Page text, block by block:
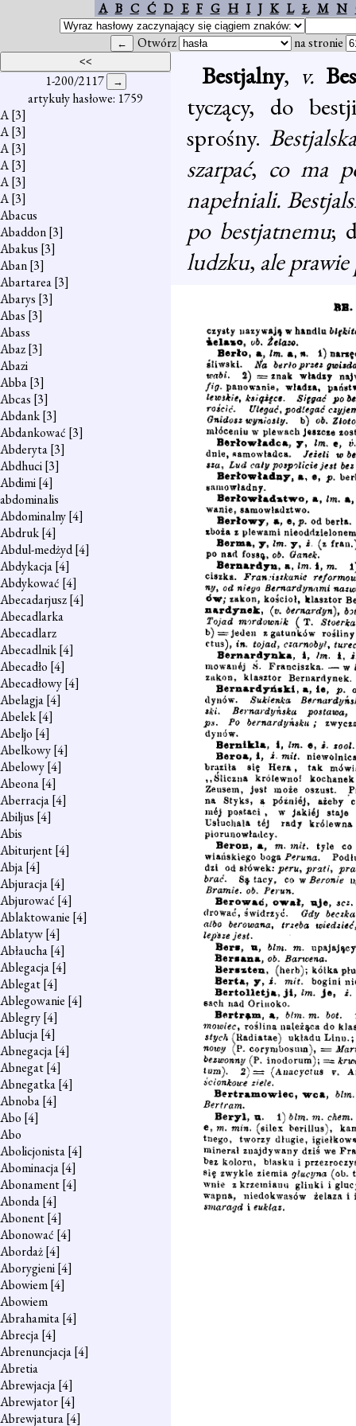
A B C Ć D E F G H I J K L Ł M N
Otwórz na stronie
1-200/2117
artykuły hasłowe: 1759
A[3]
A[3]
A[3]
A[3]
A[3]
A[3]
Abacus
Abaddon[3]
Abakus [3]
Aban[3]
Abartarea[3]
Abarys [3]
Abas [3]
Abass
Abaz[3]
Abazi
Abba[3]
Abcas [3]
Abdank[3]
Abdankować [3]
Abderyta[3]
Abdhuci[3]
Abdimi[4]
abdominalis
Abdominalny[4]
Abdruk[4]
Abdul-medżyd[4]
Abdykacja[4]
Abdykować [4]
Abecadarjusz[4]
Abecadlarka
Abecadlarz
Abecadlnik[4]
Abecadło [4]
Abecadłowy[4]
Abelagja[4]
Abelek[4]
Abeljo [4]
Abelkowy[4]
Abelowy[4]
Abeona[4]
Aberracja[4]
Abiljus [4]
Abis
Abiturjent[4]
Abja[4]
Abjuracja[4]
Abjurować [4]
Ablaktowanie [4]
Ablatyw[4]
Abłaucha[4]
Ablegacja[4]
Ablegat[4]
Ablegowanie [4]
Ablegry[4]
Ablucja[4]
Abnegacja[4]
Abnegat[4]
Abnegatka[4]
Abnoba[4]
Abo [4]
Abo
Abolicjonista[4]
Abominacja[4]
Abonament[4]
Abonda[4]
Abonent[4]
Abonować [4]
Abordaż[4]
Aborygieni[4]
Abowiem[4]
Abowiem
Abrahamita[4]
Abrecja[4]
Abrenuncjacja[4]
Abretia
Abrewjacja[4]
Abrewjator[4]
Abrewjatura[4]
Bestjalny, v.
tyczący, do
sprośny.
szarpać, co ma
napełniali.
po bestjatnemu;
ludzku, ale